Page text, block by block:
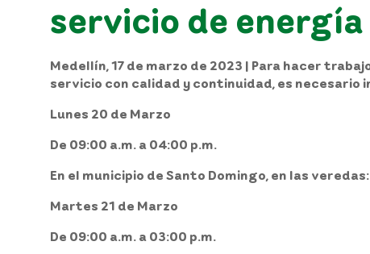
servicio de
Medellín, 17 de marzo de 2023 | Para hacer
servicio con calidad y continuidad, es
Lunes 20 de Marzo
De 09:00 a.m. a 04:00 p.m.
En el municipio de Santo Domingo, en las
Martes 21 de Marzo
De 09:00 a.m. a 03:00 p.m.